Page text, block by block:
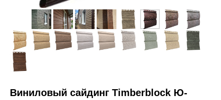
Виниловый сайдинг Timberblock Ю-